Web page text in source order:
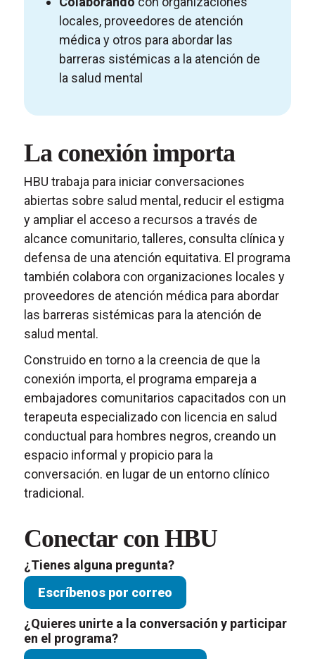
locales, proveedores de atención
médica y otros para abordar las
barreras sistémicas a la atención de
la salud mental
La conexión importa
HBU trabaja para iniciar conversaciones
abiertas sobre salud mental, reducir el estigma
y ampliar el acceso a recursos a través de
alcance comunitario, talleres, consulta clínica y
defensa de una atención equitativa. El programa
también colabora con organizaciones locales y
proveedores de atención médica para abordar
las barreras sistémicas para la atención de
salud mental.
Construido en torno a la creencia de que la
conexión importa, el programa empareja a
embajadores comunitarios capacitados con un
terapeuta especializado con licencia en salud
conductual para hombres negros, creando un
espacio informal y propicio para la
conversación. en lugar de un entorno clínico
tradicional.
Conectarcon HBU
¿Tienes alguna pregunta?
Escríbenos por correo
¿Quieres unirte a la conversación y participar
en el programa?